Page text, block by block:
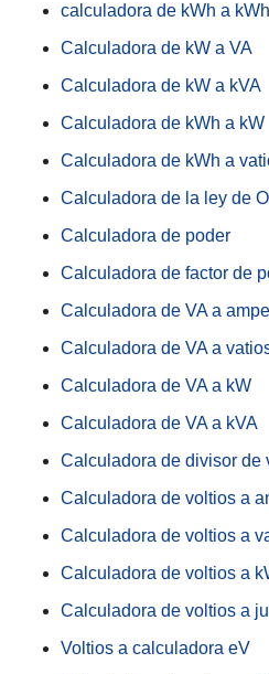
calculadora de kWh a kWh
Calculadora de kW a VA
Calculadora de kW a kVA
Calculadora de kWh a kW
Calculadora de kWh a
Calculadora de la ley de
Calculadora de poder
Calculadora de factor de
Calculadora de VA a
Calculadora de VA a
Calculadora de VA a kW
Calculadora de VA a kVA
Calculadora de divisor de
Calculadora de voltios a
Calculadora de voltios a
Calculadora de voltios a
Calculadora de voltios a
Voltios a calculadora eV